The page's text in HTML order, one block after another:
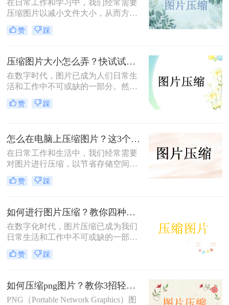
在日常工作和学习中，我们经常需要
压缩图片以减小文件大小，从而方便
上传、分享或存储。那么图片怎么压
缩呢？本文将介绍三种常用的图片压
赞 踩
压缩图片大小怎么弄？快试试这3个压缩方法！
在数字时代，图片已成为人们日常生
活和工作中不可或缺的一部分。然
而，有时我们遇到的图片文件过大，
不仅占用存储空间，还影响上传和分
方法，帮助用户轻松解决图片大小问
题。
赞 踩
怎么在电脑上压缩图片？这3个压缩方法分享！
在日常工作和生活中，我们经常需要
对图片进行压缩，以节省存储空间或
加快图片上传速度。那么怎么在电脑
上压缩图片呢？本文将介绍三种在电
赞 踩
如何进行图片压缩？教你四种实用方法！
在数字化时代，图片压缩已成为我们
日常生活和工作中不可或缺的一部
分。无论是为了节省存储空间，还是
为了加快图片在网络上的传输速度，
进行图片压缩呢？本文将为您介绍四
种实用的图片压缩方法。
赞 踩
如何压缩png图片？教你3招轻松压缩！
PNG（Portable Network Graphics）图